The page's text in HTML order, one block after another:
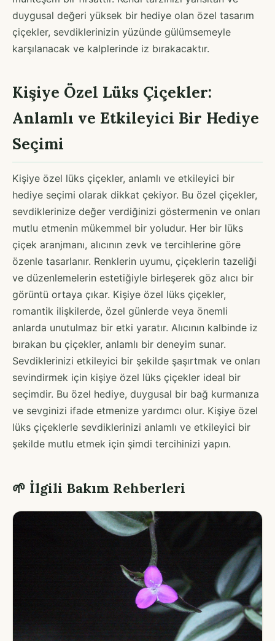
duygusal değeri yüksek bir hediye olan özel tasarım
çiçekler, sevdiklerinizin yüzünde gülümsemeyle
karşılanacak ve kalplerinde iz bırakacaktır.
Kişiye Özel Lüks Çiçekler:
Anlamlı ve Etkileyici Bir Hediye
Seçimi
Kişiye özel lüks çiçekler, anlamlı ve etkileyici bir
hediye seçimi olarak dikkat çekiyor. Bu özel çiçekler,
sevdiklerinize değer verdiğinizi göstermenin ve onları
mutlu etmenin mükemmel bir yoludur. Her bir lüks
çiçek aranjmanı, alıcının zevk ve tercihlerine göre
özenle tasarlanır. Renklerin uyumu, çiçeklerin tazeliği
ve düzenlemelerin estetiğiyle birleşerek göz alıcı bir
görüntü ortaya çıkar. Kişiye özel lüks çiçekler,
romantik ilişkilerde, özel günlerde veya önemli
anlarda unutulmaz bir etki yaratır. Alıcının kalbinde iz
bırakan bu çiçekler, anlamlı bir deneyim sunar.
Sevdiklerinizi etkileyici bir şekilde şaşırtmak ve onları
sevindirmek için kişiye özel lüks çiçekler ideal bir
seçimdir. Bu özel hediye, duygusal bir bağ kurmanıza
ve sevginizi ifade etmenize yardımcı olur. Kişiye özel
lüks çiçeklerle sevdiklerinizi anlamlı ve etkileyici bir
şekilde mutlu etmek için şimdi tercihinizi yapın.
🌱 İlgili Bakım Rehberleri